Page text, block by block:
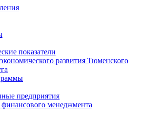
показатели
развития Тюменского
предприятия
менеджмента